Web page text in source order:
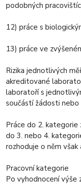
podobných
12) práce s
13) práce ve
Rizika jednotlivých
akreditované
laboratoří s
součástí žádosti nebo
Práce do 2. kategorie
do 3. nebo 4.
rozhoduje o něm však
Pracovní kategorie
Po vyhodnocení výše